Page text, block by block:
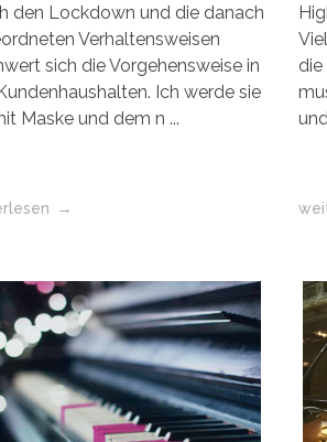
den Lockdown und die danach
Verhaltensweisen
sich die Vorgehensweise in
Ich werde sie
Maske und dem n ...
die